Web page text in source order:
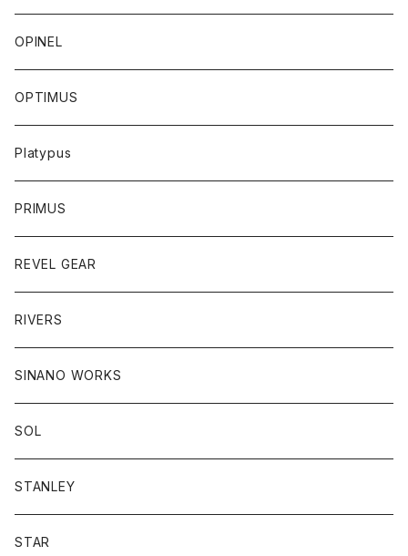
OPINEL
OPTIMUS
Platypus
PRIMUS
REVEL GEAR
RIVERS
SINANO WORKS
SOL
STANLEY
STAR